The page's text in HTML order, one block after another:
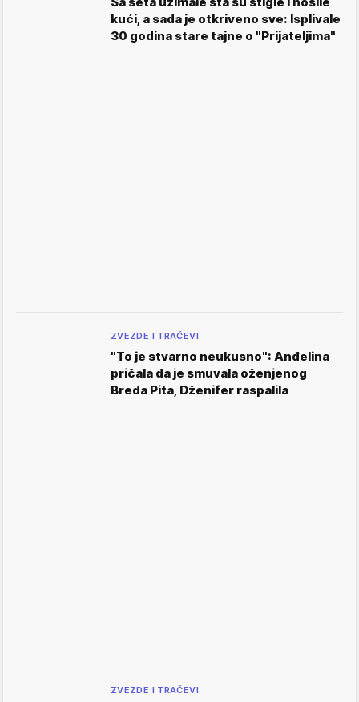
kući, a sada je otkriveno sve: Isplivale
30 godina stare tajne o "Prijateljima"
ZVEZDE I TRAČEVI
"To je stvarno neukusno": Anđelina
pričala da je smuvala oženjenog
Breda Pita, Dženifer raspalila
ZVEZDE I TRAČEVI